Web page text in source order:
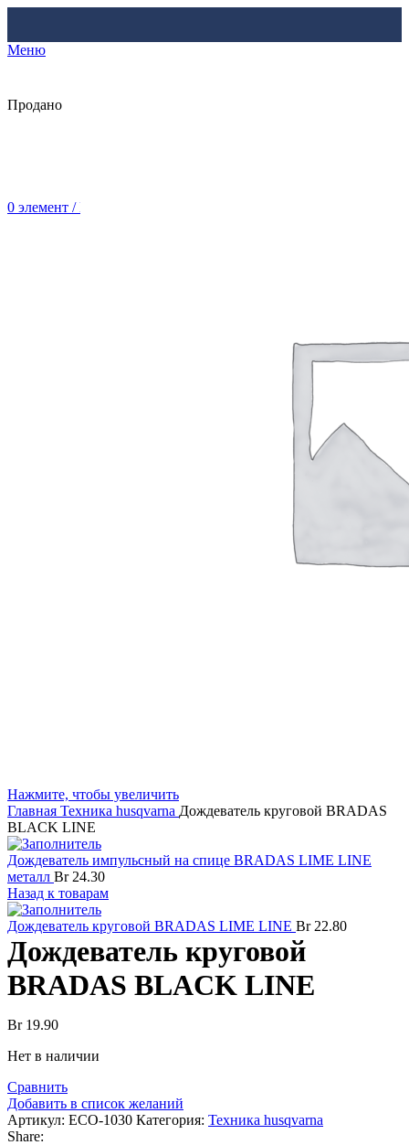
Меню
0 элемент / Br
Продано
Нажмите, чтобы увеличить
Главная Техника husqvarna Дождеватель круговой BRADAS
BLACK LINE
Дождеватель импульсный на спице BRADAS LIME LINE
металл Br24.30
Назад к товарам
Дождеватель круговой BRADAS LIME LINE Br22.80
Дождеватель круговой
BRADAS BLACK LINE
Br19.90
Нет в наличии
Сравнить
Добавить в список желаний
Артикул: ECO-1030 Категория: Техника husqvarna
Share: